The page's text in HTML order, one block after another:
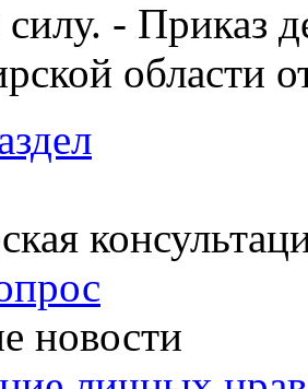
- Приказ
области
новости